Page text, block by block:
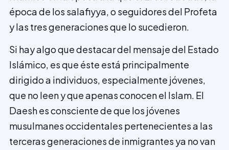
época de los salafiyya, o seguidores del Profeta
y las tres generaciones que lo sucedieron.
Si hay algo que destacar del mensaje del Estado
Islámico, es que éste está principalmente
dirigido a individuos, especialmente jóvenes,
que no leen y que apenas conocen el Islam. El
Daesh es consciente de que los jóvenes
musulmanes occidentales pertenecientes a las
terceras generaciones de inmigrantes ya no van